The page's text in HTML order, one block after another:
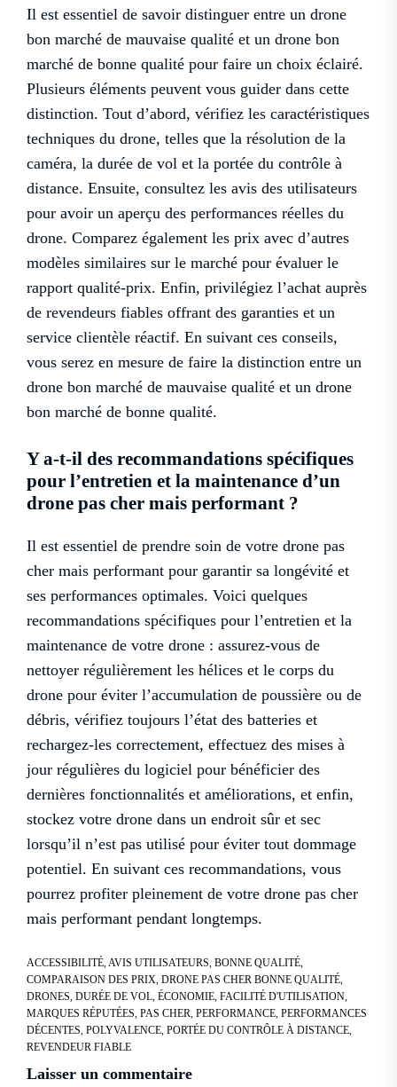
Il est essentiel de savoir distinguer entre un drone
bon marché de mauvaise qualité et un drone bon
marché de bonne qualité pour faire un choix éclairé.
Plusieurs éléments peuvent vous guider dans cette
distinction. Tout d’abord, vérifiez les caractéristiques
techniques du drone, telles que la résolution de la
caméra, la durée de vol et la portée du contrôle à
distance. Ensuite, consultez les avis des utilisateurs
pour avoir un aperçu des performances réelles du
drone. Comparez également les prix avec d’autres
modèles similaires sur le marché pour évaluer le
rapport qualité-prix. Enfin, privilégiez l’achat auprès
de revendeurs fiables offrant des garanties et un
service clientèle réactif. En suivant ces conseils,
vous serez en mesure de faire la distinction entre un
drone bon marché de mauvaise qualité et un drone
bon marché de bonne qualité.
Y a-t-il des recommandations spécifiques
pour l’entretien et la maintenance d’un
drone pas cher mais performant ?
Il est essentiel de prendre soin de votre drone pas
cher mais performant pour garantir sa longévité et
ses performances optimales. Voici quelques
recommandations spécifiques pour l’entretien et la
maintenance de votre drone : assurez-vous de
nettoyer régulièrement les hélices et le corps du
drone pour éviter l’accumulation de poussière ou de
débris, vérifiez toujours l’état des batteries et
rechargez-les correctement, effectuez des mises à
jour régulières du logiciel pour bénéficier des
dernières fonctionnalités et améliorations, et enfin,
stockez votre drone dans un endroit sûr et sec
lorsqu’il n’est pas utilisé pour éviter tout dommage
potentiel. En suivant ces recommandations, vous
pourrez profiter pleinement de votre drone pas cher
mais performant pendant longtemps.
ACCESSIBILITÉ,AVIS UTILISATEURS, BONNE QUALITÉ,
COMPARAISON DES PRIX, DRONE PAS CHER BONNE QUALITÉ,
DRONES, DURÉE DE VOL, ÉCONOMIE, FACILITÉ D'UTILISATION,
MARQUES RÉPUTÉES, PAS CHER, PERFORMANCE, PERFORMANCES
DÉCENTES, POLYVALENCE, PORTÉE DU CONTRÔLE À DISTANCE,
REVENDEUR FIABLE
Laisser un commentaire